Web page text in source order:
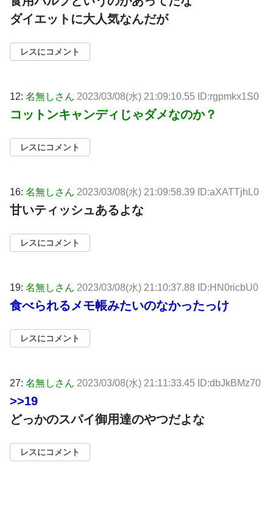
ダイエットに大人気なんだが
レスにコメント
12: 名無しさん 2023/03/08(水) 21:09:10.55 ID:rgpmkx1S0
コットンキャンディじゃダメなのか？
レスにコメント
16: 名無しさん 2023/03/08(水) 21:09:58.39 ID:aXATTjhL0
甘いティッシュあるよな
レスにコメント
19: 名無しさん 2023/03/08(水) 21:10:37.88 ID:HN0ricbU0
食べられるメモ帳みたいのなかったっけ
レスにコメント
27: 名無しさん 2023/03/08(水) 21:11:33.45 ID:dbJkBMz70
>>19
どっかのスパイ御用達のやつだよな
レスにコメント